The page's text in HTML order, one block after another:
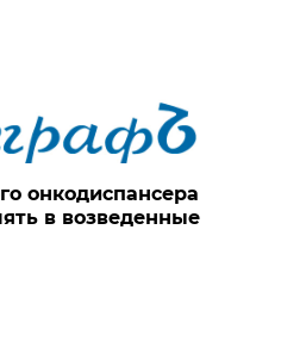
онкодиспансера
в возведенные